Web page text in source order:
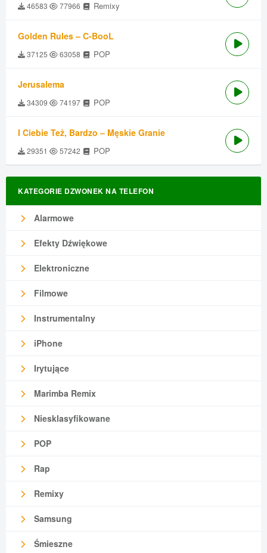
46583 77966 Remixy
Golden Rules – C-BooL
37125 63058 POP
Jerusalema
34309 74197 POP
I Ciebie Też, Bardzo – Męskie Granie
29351 57242 POP
KATEGORIE DZWONEK NA TELEFON
Alarmowe
Efekty Dźwiękowe
Elektroniczne
Filmowe
Instrumentalny
iPhone
Irytujące
Marimba Remix
Niesklasyfikowane
POP
Rap
Remixy
Samsung
Śmieszne